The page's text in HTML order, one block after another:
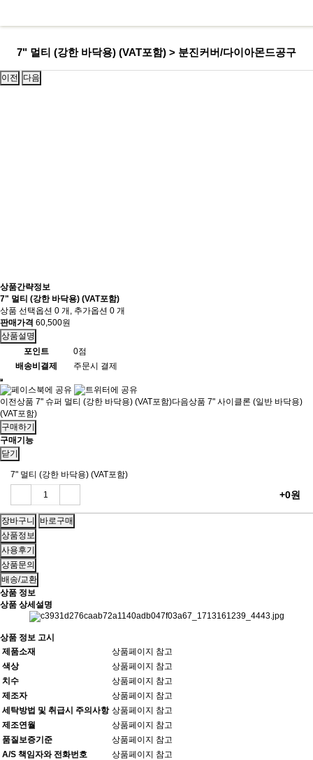
7" 멀티 (강한 바닥용) (VAT포함) > 분진커버/다이아몬드공구
이전 다음
상품간략정보
7" 멀티 (강한 바닥용) (VAT포함)
상품 선택옵션 0 개, 추가옵션 0 개
판매가격 60,500원
상품설명
포인트
0점
배송비결제
주문시 결제
이전상품 7" 슈퍼 멀티 (강한 바닥용) (VAT포함)다음상품 7" 사이클론 (일반 바닥용)
(VAT포함)
구매하기
구매기능
닫기
7" 멀티 (강한 바닥용) (VAT포함)
+0원
상품정보
사용후기
상품문의
배송/교환
상품 정보
상품 상세설명
상품 정보 고시
제품소재
상품페이지 참고
색상
상품페이지 참고
치수
상품페이지 참고
제조자
상품페이지 참고
세탁방법 및 취급시 주의사항 상품페이지 참고
제조연월
상품페이지 참고
품질보증기준
상품페이지 참고
A/S 책임자와 전화번호
상품페이지 참고